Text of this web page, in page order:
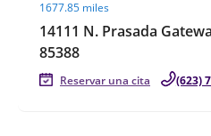
1677.85 miles
14111 N. Prasada
85388
Reservar una cita (623)